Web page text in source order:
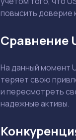
повысить доверие
Сравнение
На данный момент
теряет свою
и пересмотреть
надежные активы.